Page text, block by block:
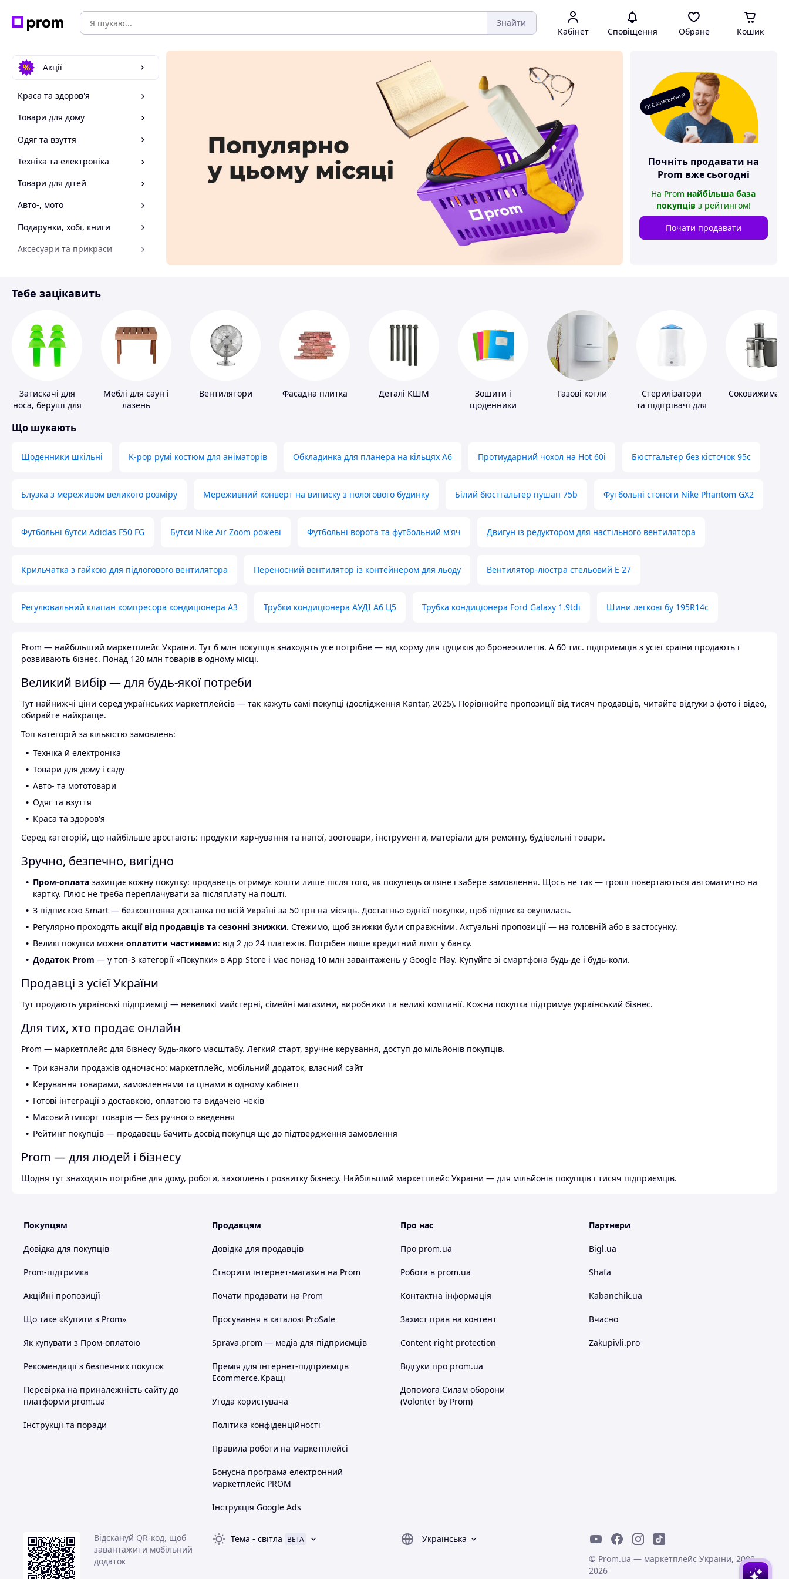
Знайти
Кабінет Сповіщення Обране Кошик
Акції
Краса та здоров'я
Товари для дому
Одяг та взуття
Техніка та електроніка
Товари для дітей
Авто-, мото
Подарунки, хобі, книги
Аксесуари та прикраси
Спорт і відпочинок
О! Є замовлення
Почніть продавати на
Prom вже сьогодні
На Prom найбільша база
покупців з рейтингом!
Почати продавати
Тебе зацікавить
Затискачі для
носа, беруші для
Меблі для саун і
лазень
Вентилятори Фасадна плитка Деталі КШМ
Зошити і
щоденники
Газові котли
Стерилізатори
та підігрівачі для
Що шукають
Щоденники шкільні K-pop румі костюм для аніматорів Обкладинка для планера на кільцях А6 Протиударний чохол на Hot 60i Бюстгальтер без кісточок 95с
Блузка з мереживом великого розміру Мереживний конверт на виписку з пологового будинку Білий бюстгальтер пушап 75b Футбольні стоноги Nike Phantom GX2
Футбольні бутси Adidas F50 FG Бутси Nike Air Zoom рожеві Футбольні ворота та футбольний м'яч Двигун із редуктором для настільного вентилятора
Крильчатка з гайкою для підлогового вентилятора Переносний вентилятор із контейнером для льоду Вентилятор-люстра стельовий E 27
Регулювальний клапан компресора кондиціонера А3 Трубки кондиціонера АУДІ А6 Ц5 Трубка кондиціонера Ford Galaxy 1.9tdi Шини легкові бу 195R14c
Prom — найбільший маркетплейс України. Тут 6 млн покупців знаходять усе потрібне — від корму для цуциків до бронежилетів. А 60 тис. підприємців з усієї країни продають і
розвивають бізнес. Понад 120 млн товарів в одному місці.
Великий вибір — для будь-якої потреби
Тут найнижчі ціни серед українських маркетплейсів — так кажуть самі покупці (дослідження Kantar, 2025). Порівнюйте пропозиції від тисяч продавців, читайте відгуки з фото і відео,
обирайте найкраще.
Топ категорій за кількістю замовлень:
Техніка й електроніка
Товари для дому і саду
Авто- та мототовари
Одяг та взуття
Краса та здоров'я
Серед категорій, що найбільше зростають: продукти харчування та напої, зоотовари, інструменти, матеріали для ремонту, будівельні товари.
Зручно, безпечно, вигідно
Пром-оплата захищає кожну покупку: продавець отримує кошти лише після того, як покупець огляне і забере замовлення. Щось не так — гроші повертаються автоматично на
картку. Плюс не треба переплачувати за післяплату на пошті.
З підпискою Smart — безкоштовна доставка по всій Україні за 50 грн на місяць. Достатньо однієї покупки, щоб підписка окупилась.
Регулярно проходять акції від продавців та сезонні знижки. Стежимо, щоб знижки були справжніми. Актуальні пропозиції — на головній або в застосунку.
Великі покупки можна оплатити частинами: від 2 до 24 платежів. Потрібен лише кредитний ліміт у банку.
Додаток Prom — у топ-3 категорії «Покупки» в App Store і має понад 10 млн завантажень у Google Play. Купуйте зі смартфона будь-де і будь-коли.
Продавці з усієї України
Тут продають українські підприємці — невеликі майстерні, сімейні магазини, виробники та великі компанії. Кожна покупка підтримує український бізнес.
Для тих, хто продає онлайн
Prom — маркетплейс для бізнесу будь-якого масштабу. Легкий старт, зручне керування, доступ до мільйонів покупців.
Три канали продажів одночасно: маркетплейс, мобільний додаток, власний сайт
Керування товарами, замовленнями та цінами в одному кабінеті
Готові інтеграції з доставкою, оплатою та видачею чеків
Масовий імпорт товарів — без ручного введення
Рейтинг покупців — продавець бачить досвід покупця ще до підтвердження замовлення
Prom — для людей і бізнесу
Щодня тут знаходять потрібне для дому, роботи, захоплень і розвитку бізнесу. Найбільший маркетплейс України — для мільйонів покупців і тисяч підприємців.
Покупцям
Довідка для покупців
Prom-підтримка
Акційні пропозиції
Що таке «Купити з Prom»
Як купувати з Пром-оплатою
Рекомендації з безпечних покупок
Перевірка на приналежність сайту до
платформи prom.ua
Інструкції та поради
Продавцям
Довідка для продавців
Створити інтернет-магазин на Prom
Почати продавати на Prom
Просування в каталозі ProSale
Sprava.prom — медіа для підприємців
Премія для інтернет-підприємців
Ecommerce.Кращі
Угода користувача
Політика конфіденційності
Правила роботи на маркетплейсі
Бонусна програма електронний
маркетплейс PROM
Інструкція Google Ads
Про нас
Про prom.ua
Робота в prom.ua
Контактна інформація
Захист прав на контент
Content right protection
Відгуки про prom.ua
Допомога Силам оборони
(Volonter by Prom)
Партнери
Bigl.ua
Shafa
Kabanchik.ua
Вчасно
Zakupivli.pro
Відскануй QR-код, щоб
завантажити мобільний
додаток
Тема - світла BETA
Українська
© Prom.ua — маркетплейс України, 2008-
2026